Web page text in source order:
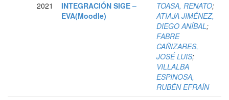
2021
INTEGRACIÓN SIGE –
EVA(Moodle)
TOASA, RENATO;
ATIAJA JIMÉNEZ,
DIEGO ANÍBAL;
FABRE
CAÑIZARES,
JOSÉ LUIS;
VILLALBA
ESPINOSA,
RUBÉN EFRAÍN